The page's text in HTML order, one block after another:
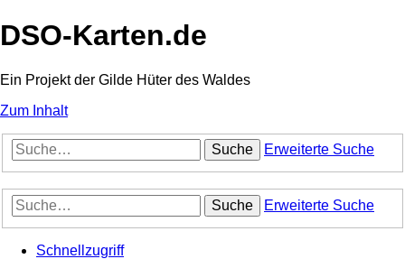
DSO-Karten.de
Ein Projekt der Gilde Hüter des Waldes
Zum Inhalt
Suche Erweiterte Suche
Suche Erweiterte Suche
Schnellzugriff